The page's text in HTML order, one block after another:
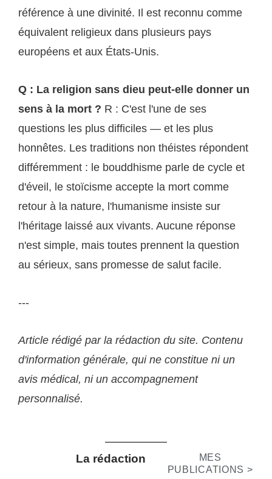
référence à une divinité. Il est reconnu comme
équivalent religieux dans plusieurs pays
européens et aux États-Unis.
Q : La religion sans dieu peut-elle donner un
sens à la mort ? R : C'est l'une de ses
questions les plus difficiles — et les plus
honnêtes. Les traditions non théistes répondent
différemment : le bouddhisme parle de cycle et
d'éveil, le stoïcisme accepte la mort comme
retour à la nature, l'humanisme insiste sur
l'héritage laissé aux vivants. Aucune réponse
n'est simple, mais toutes prennent la question
au sérieux, sans promesse de salut facile.
---
Article rédigé par la rédaction du site. Contenu
d'information générale, qui ne constitue ni un
avis médical, ni un accompagnement
personnalisé.
La rédaction
MES
PUBLICATIONS >